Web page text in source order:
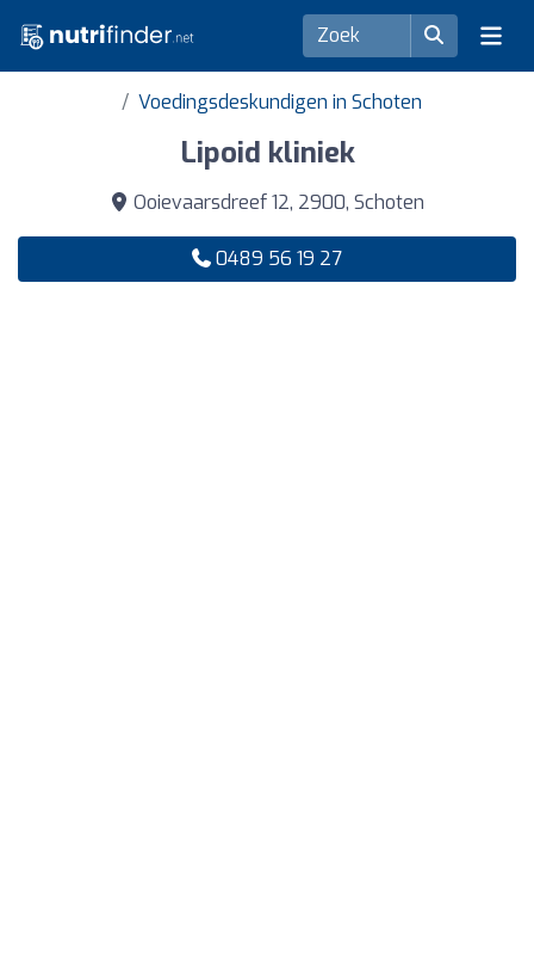
Voedingsdeskundigen in Schoten
Lipoid kliniek
Ooievaarsdreef 12, 2900, Schoten
0489 56 19 27